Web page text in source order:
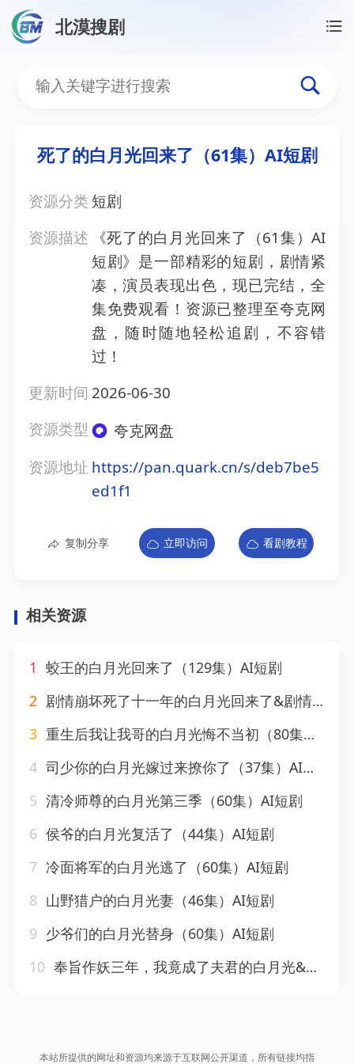
北漠搜剧
死了的白月光回来了（61
死了的白月光回来了（61集）AI短剧
资源分类 短剧
资源描述
《死了的白月光回来了（61集）AI
短剧》是一部精彩的短剧，剧情紧
凑，演员表现出色，现已完结，全
集免费观看！资源已整理至夸克网
盘，随时随地轻松追剧，不容错
过！
更新时间 2026-06-30
资源类型
夸克网盘
资源地址 https://pan.quark.cn/s/deb7be5
ed1f1
复制分享 立即访问 看剧教程
相关资源
1 蛟王的白月光回来了（129集）AI短剧
2 剧情崩坏死了十一年的白月光回来了&剧情崩坏死了十一年的白月光回来了（70集）
3 重生后我让我哥的白月光悔不当初（80集）AI短剧
4 司少你的白月光嫁过来撩你了（37集）AI短剧
5 清冷师尊的白月光第三季（60集）AI短剧
6 侯爷的白月光复活了（44集）AI短剧
7 冷面将军的白月光逃了（60集）AI短剧
8 山野猎户的白月光妻（46集）AI短剧
9 少爷们的白月光替身（60集）AI短剧
10 奉旨作妖三年，我竟成了夫君的白月光&奉旨作妖三年我竟成了夫君的白月光（40集）AI短剧
本站所提供的网址和资源均来源于互联网公开渠道，所有链接均指